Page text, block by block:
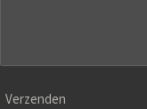
Verzenden